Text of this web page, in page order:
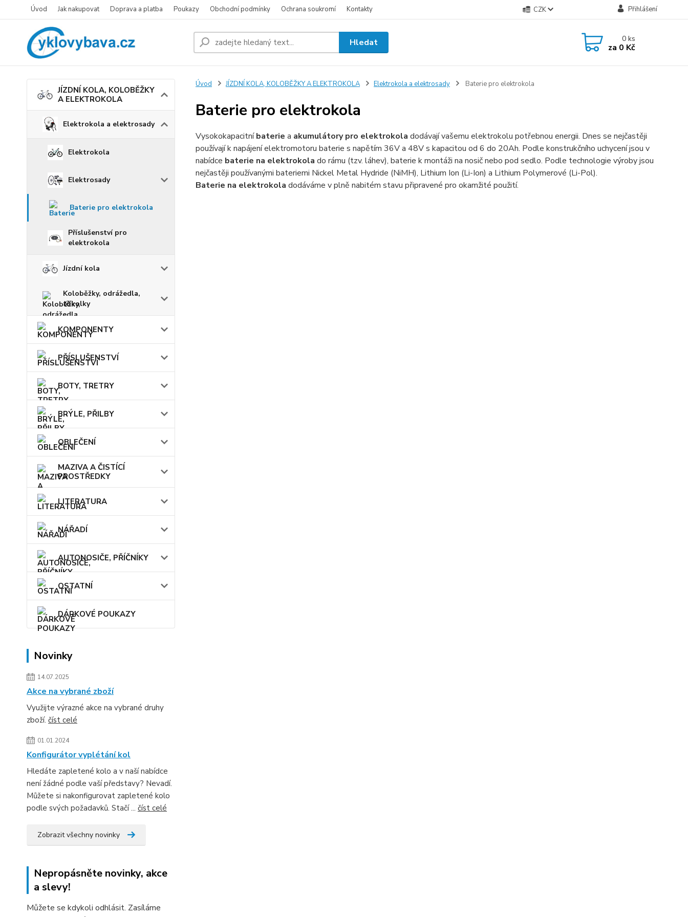
Úvod Jak nakupovat Doprava a platba Poukazy Obchodní podmínky Ochrana soukromí Kontakty CZK Přihlášení
Hledat 0ks
za 0 Kč
JÍZDNÍ KOLA, KOLOBĚŽKY
A ELEKTROKOLA
Elektrokola a elektrosady
Elektrokola
Elektrosady
Baterie pro elektrokola
Příslušenství pro
elektrokola
Jízdní kola
Koloběžky, odrážedla,
tříkolky
KOMPONENTY
PŘÍSLUŠENSTVÍ
BOTY, TRETRY
BRÝLE, PŘILBY
OBLEČENÍ
MAZIVA A ČISTÍCÍ
PROSTŘEDKY
LITERATURA
NÁŘADÍ
AUTONOSIČE, PŘÍČNÍKY
OSTATNÍ
DÁRKOVÉ POUKAZY
Novinky
14.07.2025
Akce na vybrané zboží
Využijte výrazné akce na vybrané druhy
zboží. číst celé
01.01.2024
Konfigurátor vyplétání kol
Hledáte zapletené kolo a v naší nabídce
není žádné podle vaší představy? Nevadí.
Můžete si nakonfigurovat zapletené kolo
podle svých požadavků. Stačí ... číst celé
Zobrazit všechny novinky
Nepropásněte novinky, akce
a slevy!
Můžete se kdykoli odhlásit. Zasíláme
Úvod JÍZDNÍ KOLA, KOLOBĚŽKY A ELEKTROKOLA Elektrokola a elektrosady Baterie pro elektrokola
Baterie pro elektrokola
Vysokokapacitníbaterie a akumulátory pro elektrokola dodávají vašemu elektrokolu potřebnou energii. Dnes se nejčastěji
používají k napájení elektromotoru baterie s napětím 36V a 48V s kapacitou od 6 do 20Ah. Podle konstrukčního uchycení jsou v
nabídce baterie na elektrokola do rámu (tzv. láhev), baterie k montáži na nosič nebo pod sedlo. Podle technologie výroby jsou
nejčastěji používanými bateriemi Nickel Metal Hydride (NiMH), Lithium Ion (Li-Ion) a Lithium Polymerové (Li-Pol).
Baterie na elektrokola dodáváme v plně nabitém stavu připravené pro okamžité použití.